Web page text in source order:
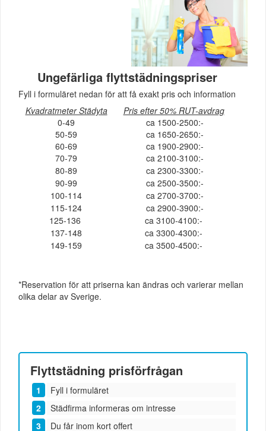
Ungefärliga flyttstädningspriser
Fyll i formuläret nedan för att få exakt pris och information
Kvadratmeter Städyta
Pris efter 50% RUT-avdrag
0-49
ca 1500-2500:-
50-59
ca 1650-2650:-
60-69
ca 1900-2900:-
70-79
ca 2100-3100:-
80-89
ca 2300-3300:-
90-99
ca 2500-3500:-
100-114
ca 2700-3700:-
115-124
ca 2900-3900:-
125-136
ca 3100-4100:-
137-148
ca 3300-4300:-
149-159
ca 3500-4500:-
*Reservation för att priserna kan ändras och varierar mellan
olika delar av Sverige.
Flyttstädning prisförfrågan
Fyll i formuläret
Städfirma informeras om intresse
Du får inom kort offert